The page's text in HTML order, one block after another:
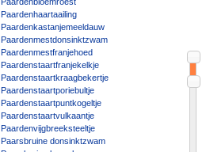
Paardenhaartaailing
Paardenkastanjemeeldauw
Paardenmestdonsinktzwam
Paardenmestfranjehoed
Paardenstaartfranjekelkje
Paardenstaartkraagbekertje
Paardenstaartporiebultje
Paardenstaartpuntkogeltje
Paardenstaartvulkaantje
Paardenvijgbreeksteeltje
Paarsbruine donsinktzwam